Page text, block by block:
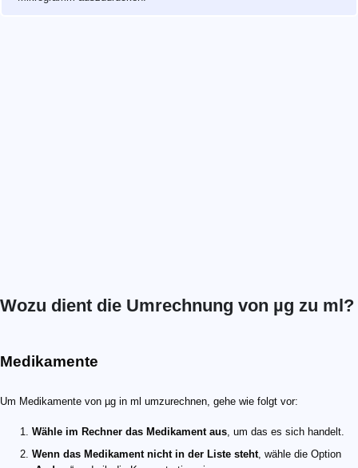
Wozu dient die Umrechnung von µg zu ml?
Medikamente
Um Medikamente von µg in ml umzurechnen, gehe wie folgt vor:
Wähle im Rechner das Medikament aus, um das es sich handelt.
Wenn das Medikament nicht in der Liste steht, wähle die Option